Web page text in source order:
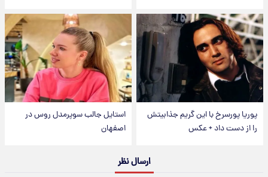
پوریا پورسرخ با این گریم جذابیتش
را از دست داد + عکس
استایل جالب سوپرمدل روس در
اصفهان
ارسال نظر